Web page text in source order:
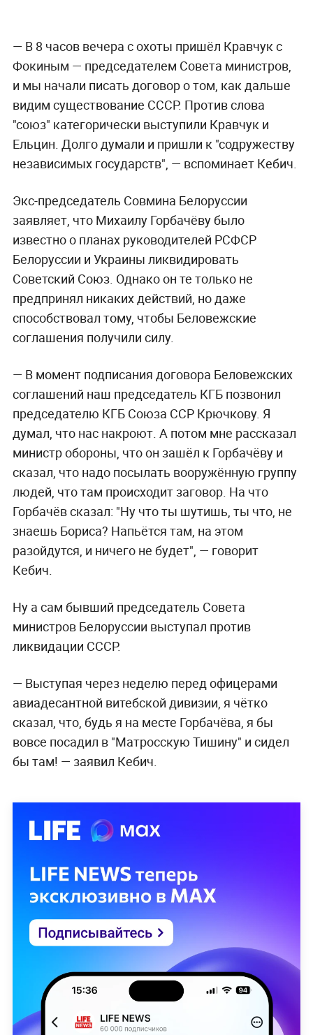
— В 8 часов вечера с охоты пришёл Кравчук с
Фокиным — председателем Совета министров,
и мы начали писать договор о том, как дальше
видим существование СССР. Против слова
"союз" категорически выступили Кравчук и
Ельцин. Долго думали и пришли к "содружеству
независимых государств", — вспоминает Кебич.
Экс-председатель Совмина Белоруссии
заявляет, что Михаилу Горбачёву было
известно о планах руководителей РСФСР
Белоруссии и Украины ликвидировать
Советский Союз. Однако он те только не
предпринял никаких действий, но даже
способствовал тому, чтобы Беловежские
соглашения получили силу.
— В момент подписания договора Беловежских
соглашений наш председатель КГБ позвонил
председателю КГБ Союза ССР Крючкову. Я
думал, что нас накроют. А потом мне рассказал
министр обороны, что он зашёл к Горбачёву и
сказал, что надо посылать вооружённую группу
людей, что там происходит заговор. На что
Горбачёв сказал: "Ну что ты шутишь, ты что, не
знаешь Бориса? Напьётся там, на этом
разойдутся, и ничего не будет", — говорит
Кебич.
Ну а сам бывший председатель Совета
министров Белоруссии выступал против
ликвидации СССР.
— Выступая через неделю перед офицерами
авиадесантной витебской дивизии, я чётко
сказал, что, будь я на месте Горбачёва, я бы
вовсе посадил в "Матросскую Тишину" и сидел
бы там! — заявил Кебич.